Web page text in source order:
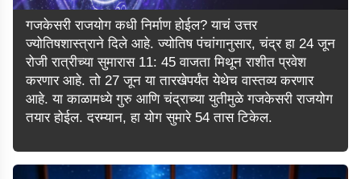
गजकेसरी राजयोग कधी निर्माण होईल? याचं उत्तर
ज्योतिषशास्त्राने दिले आहे. ज्योतिष पंचांगानुसार, चंद्र हा 24 जून
रोजी रात्रीच्या सुमारास 11: 45 वाजता मिथून राशीत प्रवेश
करणार आहे. तो 27 जून या तारखेपर्यंत येथेच वास्तव्य करणार
आहे. या काळामध्ये गुरु आणि चंद्राच्या युतीमुळे गजकेसरी राजयोग
तयार होईल. दरम्यान, हा योग सुमारे 54 तास टिकेल.